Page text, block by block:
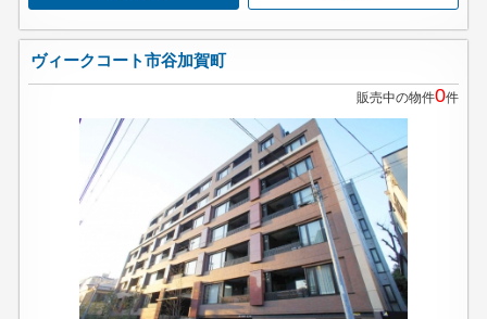
ヴィークコート市谷加賀町
販売中の物件0件